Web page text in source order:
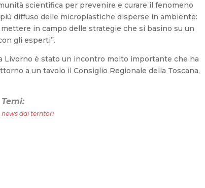
scientifica per prevenire e curare il fenomeno
diffuso delle microplastiche disperse in ambiente:
in campo delle strategie che si basino su un
gli esperti”.
Livorno è stato un incontro molto importante che ha
a un tavolo il Consiglio Regionale della Toscana,
Temi:
news dai territori